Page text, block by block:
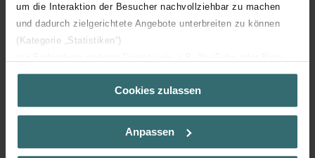
um die Interaktion der Besucher nachvollziehbar zu machen
und dadurch zielgerichtete Angebote unterbreiten zu können
(Kategorie „Statistiken“)
(Kategorie „Marketing“)
Über „Details zeigen“ bzw. die Datenschutzerklärung erhalten
Sie weitere Informationen. Durch die Auswahl der Kategorie
der Auswahl von „Statistiken“ willigen Sie ein, dass wir Ihren
Besuchsverlauf auf unserer Website verwenden, um Ihnen die
Cookies zulassen
Anpassen
Pliki do pobrania
loading...